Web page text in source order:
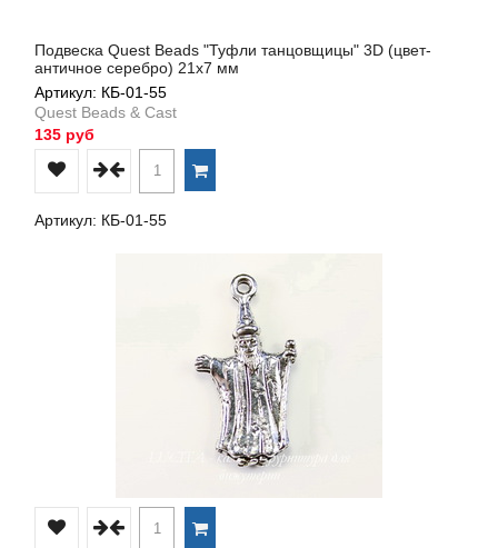
Подвеска Quest Beads "Туфли танцовщицы" 3D (цвет-
античное серебро) 21х7 мм
Артикул: КБ-01-55
Quest Beads & Cast
135 руб
Артикул: КБ-01-55